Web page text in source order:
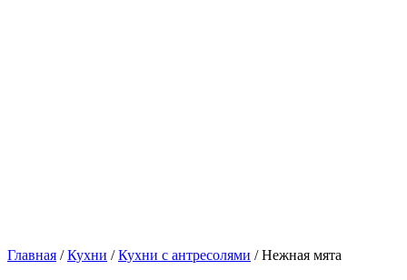
Главная /Кухни /Кухни с антресолями / Нежная мята